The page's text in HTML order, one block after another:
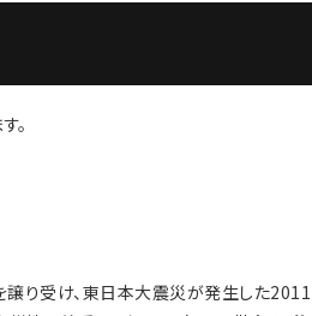
。
譲り受け、東日本大震災が発生した2011